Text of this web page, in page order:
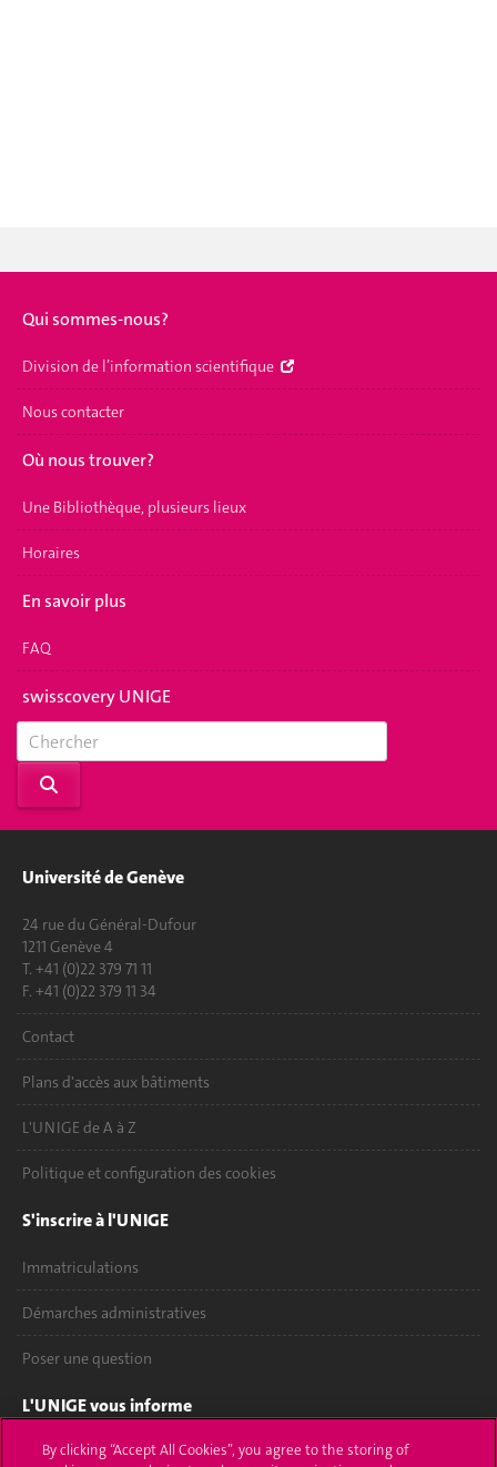
Qui sommes-nous?
Division de l’information scientifique
Nous contacter
Où nous trouver?
Une Bibliothèque, plusieurs lieux
Horaires
En savoir plus
FAQ
swisscovery UNIGE
Université de Genève
24 rue du Général-Dufour
1211 Genève 4
T. +41 (0)22 379 71 11
F. +41 (0)22 379 11 34
Contact
Plans d'accès aux bâtiments
L'UNIGE de A à Z
Politique et configuration des cookies
S'inscrire à l'UNIGE
Immatriculations
Démarches administratives
Poser une question
L'UNIGE vous informe
UNIGE Mobile
By clicking “Accept All Cookies”, you agree to the storing of